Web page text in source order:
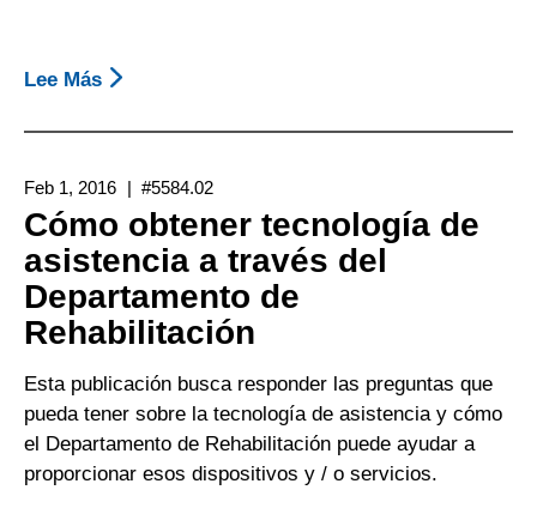
Empleador
Lee Más Sobre
Obtener
De
Asistencia
A
Través
De
La
Escuela
De
Su
Hijo
Feb 1, 2016 #5584.02
Cómo obtener tecnología de
asistencia a través del
Departamento de
Rehabilitación
Esta publicación busca responder las preguntas que
pueda tener sobre la tecnología de asistencia y cómo
el Departamento de Rehabilitación puede ayudar a
proporcionar esos dispositivos y / o servicios.